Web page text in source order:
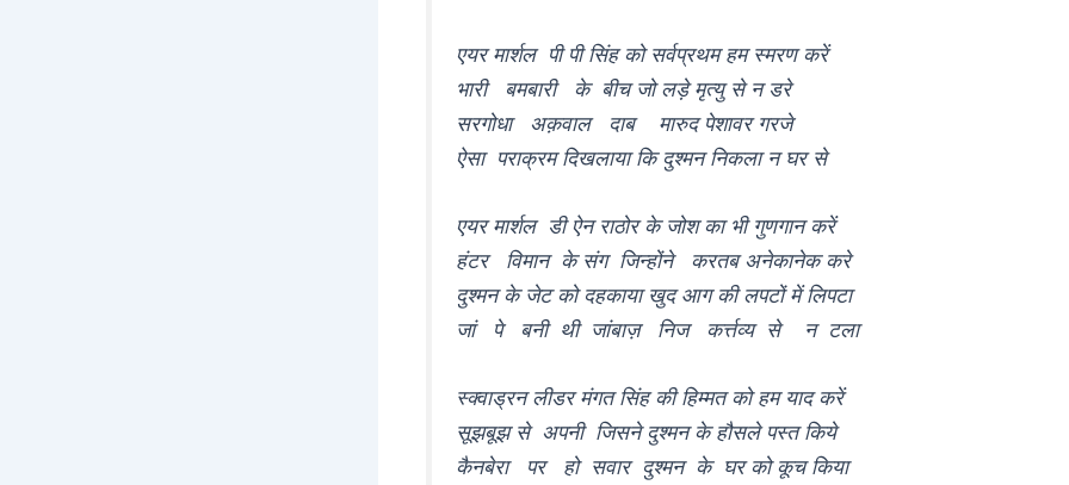
एयर मार्शल पी पी सिंह को सर्वप्रथम हम स्मरण करें
भारी बमबारी के बीच जो लड़े मृत्यु से न डरे
सरगोधा अक़वाल दाब मारुद पेशावर गरजे
ऐसा पराक्रम दिखलाया कि दुश्मन निकला न घर से
एयर मार्शल डी ऐन राठोर के जोश का भी गुणगान करें
हंटर विमान के संग जिन्होंने करतब अनेकानेक करे
दुश्मन के जेट को दहकाया खुद आग की लपटों में लिपटा
जां पे बनी थी जांबाज़ निज कर्त्तव्य से न टला
स्क्वाड्रन लीडर मंगत सिंह की हिम्मत को हम याद करें
सूझबूझ से अपनी जिसने दुश्मन के हौसले पस्त किये
कैनबेरा पर हो सवार दुश्मन के घर को कूच किया